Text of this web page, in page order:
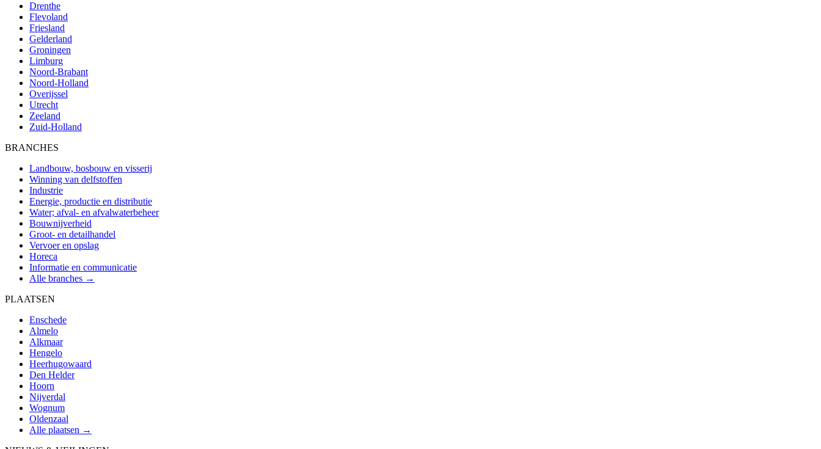
Drenthe
Flevoland
Friesland
Gelderland
Groningen
Limburg
Noord-Brabant
Noord-Holland
Overijssel
Utrecht
Zeeland
Zuid-Holland
BRANCHES
Landbouw, bosbouw en visserij
Winning van delfstoffen
Industrie
Energie, productie en distributie
Water; afval- en afvalwaterbeheer
Bouwnijverheid
Groot- en detailhandel
Vervoer en opslag
Horeca
Informatie en communicatie
Alle branches →
PLAATSEN
Enschede
Almelo
Alkmaar
Hengelo
Heerhugowaard
Den Helder
Hoorn
Nijverdal
Wognum
Oldenzaal
Alle plaatsen →